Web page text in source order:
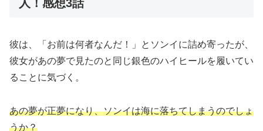
人！感想3話
彼は、「お前は何者なんだ！」とソンイに詰め寄ったが、
彼女があの夢で見たのと同じ銀色のハイヒールを履いてい
ることに気づく。
あの夢が正夢になり、ソンイは海に落ちてしまうのでしょ
うか？